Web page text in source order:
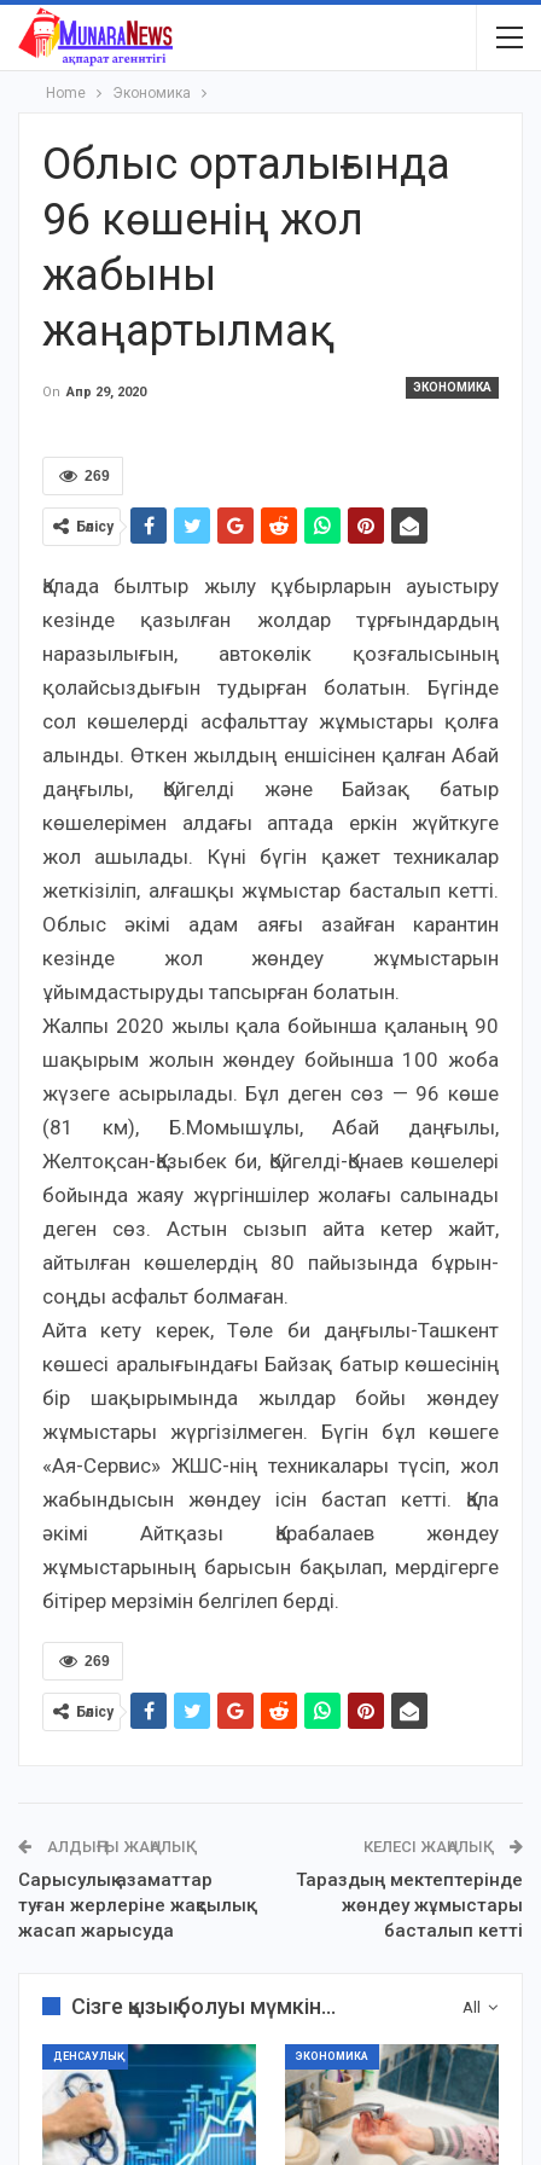
Home Экономика
Облыс орталығында
96 көшенің жол
жабыны
жаңартылмақ
ЭКОНОМИКА
On Апр 29, 2020
269
Бөлісу
Қалада былтыр жылу құбырларын ауыстыру
кезінде қазылған жолдар тұрғындардың
наразылығын, автокөлік қозғалысының
қолайсыздығын тудырған болатын. Бүгінде
сол көшелерді асфальттау жұмыстары қолға
алынды. Өткен жылдың еншісінен қалған Абай
даңғылы, Қойгелді және Байзақ батыр
көшелерімен алдағы аптада еркін жүйткуге
жол ашылады. Күні бүгін қажет техникалар
жеткізіліп, алғашқы жұмыстар басталып кетті.
Облыс әкімі адам аяғы азайған карантин
кезінде жол жөндеу жұмыстарын
ұйымдастыруды тапсырған болатын.
Жалпы 2020 жылы қала бойынша қаланың 90
шақырым жолын жөндеу бойынша 100 жоба
жүзеге асырылады. Бұл деген сөз — 96 көше
(81 км), Б.Момышұлы, Абай даңғылы,
Желтоқсан-Қазыбек би, Қойгелді-Қонаев көшелері
бойында жаяу жүргіншілер жолағы салынады
деген сөз. Астын сызып айта кетер жайт,
айтылған көшелердің 80 пайызында бұрын-
соңды асфальт болмаған.
Айта кету керек, Төле би даңғылы-Ташкент
көшесі аралығындағы Байзақ батыр көшесінің
бір шақырымында жылдар бойы жөндеу
жұмыстары жүргізілмеген. Бүгін бұл көшеге
«Ая-Сервис» ЖШС-нің техникалары түсіп, жол
жабындысын жөндеу ісін бастап кетті. Қала
әкімі Айтқазы Қарабалаев жөндеу
жұмыстарының барысын бақылап, мердігерге
бітірер мерзімін белгілеп берді.
269
Бөлісу
АЛДЫҢҒЫ ЖАҢАЛЫҚ
Сарысулық азаматтар
туған жерлеріне жақсылық
жасап жарысуда
КЕЛЕСІ ЖАҢАЛЫҚ
Тараздың мектептерінде
жөндеу жұмыстары
басталып кетті
All
Сізге қызық болуы мүмкін...
ДЕНСАУЛЫҚ ЭКОНОМИКА